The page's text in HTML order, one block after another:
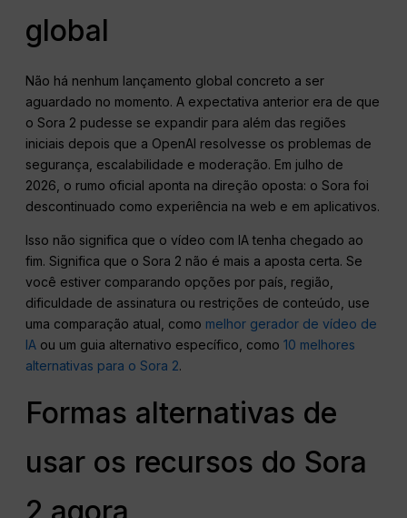
global
Não há nenhum lançamento global concreto a ser
aguardado no momento. A expectativa anterior era de que
o Sora 2 pudesse se expandir para além das regiões
iniciais depois que a OpenAI resolvesse os problemas de
segurança, escalabilidade e moderação. Em julho de
2026, o rumo oficial aponta na direção oposta: o Sora foi
descontinuado como experiência na web e em aplicativos.
Isso não significa que o vídeo com IA tenha chegado ao
fim. Significa que o Sora 2 não é mais a aposta certa. Se
você estiver comparando opções por país, região,
dificuldade de assinatura ou restrições de conteúdo, use
uma comparação atual, como melhor gerador de vídeo de
IA ou um guia alternativo específico, como10 melhores
alternativas para o Sora 2.
Formas alternativas de
usar os recursos do Sora